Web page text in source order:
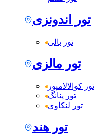
تور اندونزی
تور بالی
تور مالزی
تور کوالالامپور
تور پنانگ
تور لنکاوی
تور هند